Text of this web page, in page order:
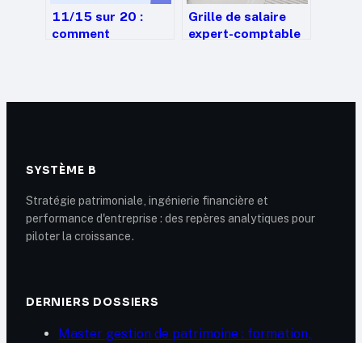
11/15 sur 20 :
comment
Grille de salaire
expert-comptable
conventionnels et
SYSTÈME B
Stratégie patrimoniale, ingénierie financière et
performance d'entreprise : des repères analytiques pour
piloter la croissance.
DERNIERS DOSSIERS
Master gestion de patrimoine : formation,